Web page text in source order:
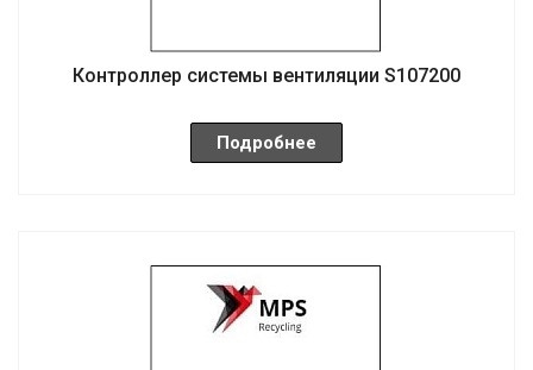
Контроллер системы вентиляции S107200
Подробнее